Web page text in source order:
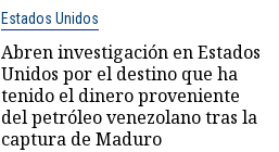
Estados Unidos
Abren investigación en Estados
Unidos por el destino que ha
tenido el dinero proveniente
del petróleo venezolano tras la
captura de Maduro